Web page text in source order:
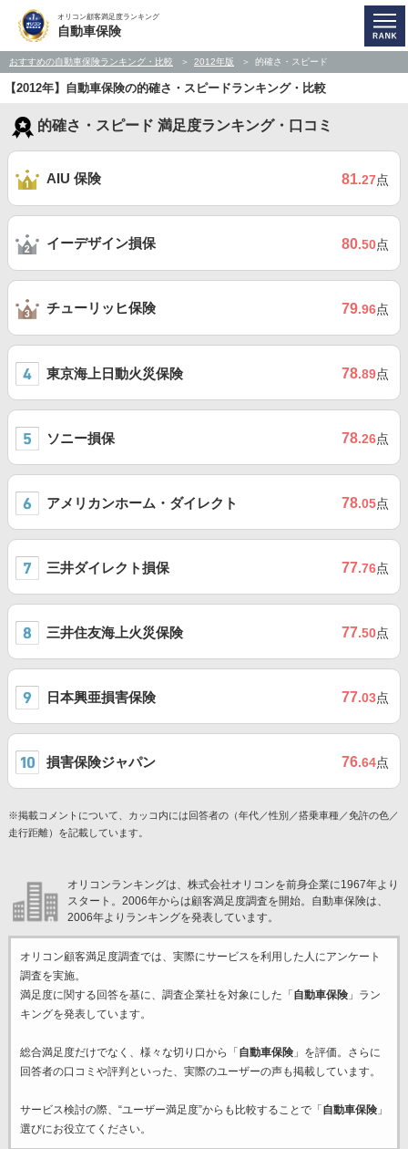
オリコン顧客満足度ランキング
自動車保険
おすすめの自動車保険ランキング・比較 2012年版 的確さ・スピード
【2012年】自動車保険の的確さ・スピードランキング・比較
的確さ・スピード 満足度ランキング・口コミ
AIU 保険 81.27点
イーデザイン損保 80.50点
チューリッヒ保険 79.96点
東京海上日動火災保険 78.89点
ソニー損保 78.26点
アメリカンホーム・ダイレクト 78.05点
三井ダイレクト損保 77.76点
三井住友海上火災保険 77.50点
日本興亜損害保険 77.03点
損害保険ジャパン 76.64点
※掲載コメントについて、カッコ内には回答者の（年代／性別／搭乗車種／免許の色／
走行距離）を記載しています。
オリコンランキングは、株式会社オリコンを前身企業に1967年より
スタート。2006年からは顧客満足度調査を開始。自動車保険は、
2006年よりランキングを発表しています。
オリコン顧客満足度調査では、実際にサービスを利用した 人にアンケート
調査を実施。
満足度に関する回答を基に、調査企業社を対象にした「 自動車保険」ラン
キングを発表しています。
総合満足度だけでなく、様々な切り口から「 自動車保険」を評価。さらに
回答者の口コミや評判といった、実際のユーザーの声も掲載しています。
サービス検討の際、“ユーザー満足度”からも比較することで「 自動車保険」
選びにお役立てください。